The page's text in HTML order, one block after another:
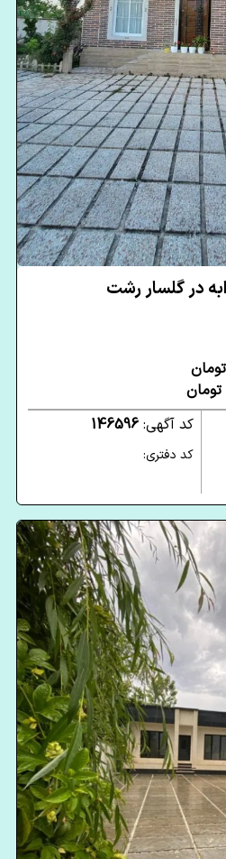
کد آگهی: 146596
کد دفتری: